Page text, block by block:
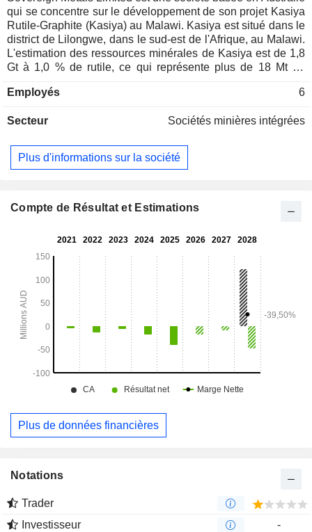
qui se concentre sur le développement de son projet Kasiya
Rutile-Graphite (Kasiya) au Malawi. Kasiya est situé dans le
district de Lilongwe, dans le sud-est de l'Afrique, au Malawi.
L'estimation des ressources minérales de Kasiya est de 1,8
Gt à 1,0 % de rutile, ce qui représente plus de 18 Mt de
zones de rutile à très haute teneur, qui se trouvent de façon
kilomètres carrés. L'estimation des ressources minérales du
graphite, ce qui représente plus de 24,4 Mt de tonnes de
graphite naturel contenu. Le gisement de rutile et de
plaine de Lilongwe.
Employés 6
Secteur Sociétés minières intégrées
Plus d'informations sur la société
Compte de Résultat et Estimations
Plus de données financières
Notations
Trader
Investisseur
-